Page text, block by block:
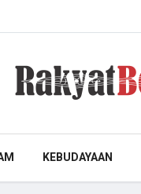
KEBUDAYAAN